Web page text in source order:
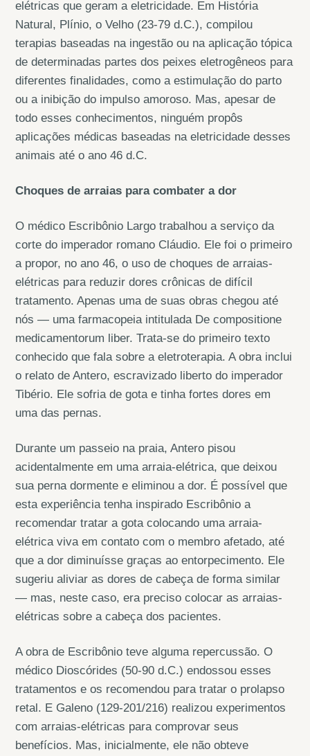
elétricas que geram a eletricidade. Em História
Natural, Plínio, o Velho (23-79 d.C.), compilou
terapias baseadas na ingestão ou na aplicação tópica
de determinadas partes dos peixes eletrogêneos para
diferentes finalidades, como a estimulação do parto
ou a inibição do impulso amoroso. Mas, apesar de
todo esses conhecimentos, ninguém propôs
aplicações médicas baseadas na eletricidade desses
animais até o ano 46 d.C.
Choques de arraias para combater a dor
O médico Escribônio Largo trabalhou a serviço da
corte do imperador romano Cláudio. Ele foi o primeiro
a propor, no ano 46, o uso de choques de arraias-
elétricas para reduzir dores crônicas de difícil
tratamento. Apenas uma de suas obras chegou até
nós — uma farmacopeia intitulada De compositione
medicamentorum liber. Trata-se do primeiro texto
conhecido que fala sobre a eletroterapia. A obra inclui
o relato de Antero, escravizado liberto do imperador
Tibério. Ele sofria de gota e tinha fortes dores em
uma das pernas.
Durante um passeio na praia, Antero pisou
acidentalmente em uma arraia-elétrica, que deixou
sua perna dormente e eliminou a dor. É possível que
esta experiência tenha inspirado Escribônio a
recomendar tratar a gota colocando uma arraia-
elétrica viva em contato com o membro afetado, até
que a dor diminuísse graças ao entorpecimento. Ele
sugeriu aliviar as dores de cabeça de forma similar
— mas, neste caso, era preciso colocar as arraias-
elétricas sobre a cabeça dos pacientes.
A obra de Escribônio teve alguma repercussão. O
médico Dioscórides (50-90 d.C.) endossou esses
tratamentos e os recomendou para tratar o prolapso
retal. E Galeno (129-201/216) realizou experimentos
com arraias-elétricas para comprovar seus
benefícios. Mas, inicialmente, ele não obteve